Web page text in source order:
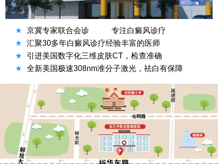
★ 京冀专家联合会诊
专注白癜风诊疗
★
汇聚30多年白癜风诊疗经验丰富的医师
★
引进美国数字化三维皮肤CT，检查准确
★
全新美国极速308nm准分子激光，祛白有保障